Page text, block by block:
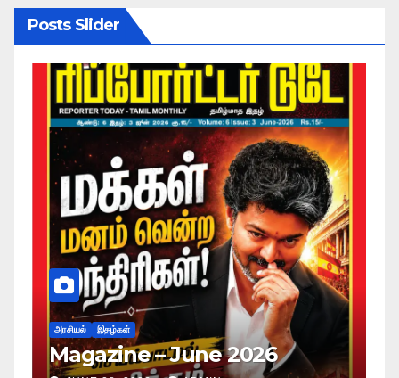
Posts Slider
அரசியல் இதழ்கள்
Magazine – May 2026